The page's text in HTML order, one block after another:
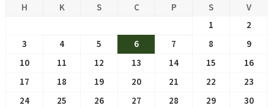
H K S C P S
V
1
2
3
4 5 6 7 8
9
10
11 12 13 14 15
16
17
18 19 20 21 22
23
24
25 26 27 28 29
30